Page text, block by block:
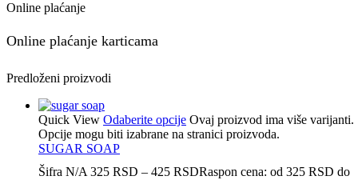
Online plaćanje
Online plaćanje karticama
Predloženi proizvodi
Quick View Odaberite opcije Ovaj proizvod ima više varijanti.
Opcije mogu biti izabrane na stranici proizvoda.
SUGAR SOAP
Šifra N/A 325 RSD – 425 RSDRaspon cena: od 325 RSD do